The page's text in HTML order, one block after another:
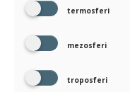
termosferi
mezosferi
troposferi